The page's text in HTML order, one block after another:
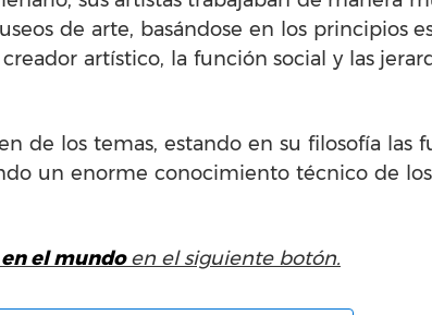
de arte, basándose en los principios
artístico, la función social y las
de los temas, estando en su filosofía las
un enorme conocimiento técnico de
el mundoen el siguiente botón.